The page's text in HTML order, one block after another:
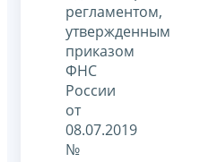
регламентом,
утвержденным
приказом
ФНС
России
от
08.07.2019
№